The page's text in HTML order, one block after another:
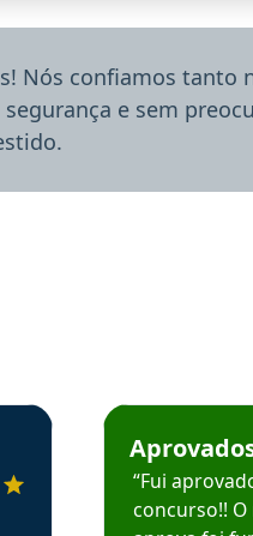
Nós confiamos
e sem
Concursos em
Estudante Mário
“Fui
concurso!!